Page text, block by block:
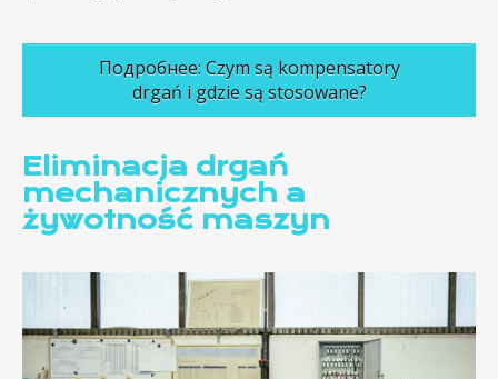
Подробнее: Czym są kompensatory
drgań i gdzie są stosowane?
Eliminacja drgań
mechanicznych a
żywotność maszyn